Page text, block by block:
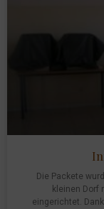
Die Packete
kleinen Dorf
eingerichtet.